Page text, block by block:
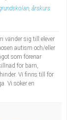
årskurs
vänder sig till elever
autism och/eller
som förenar
för barn,
Vi finns till för
Vi söker en